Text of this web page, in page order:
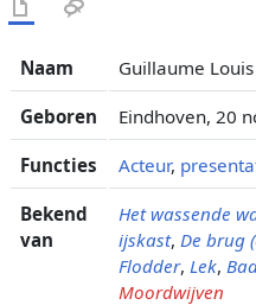
Naam Guillaume
Geboren Eindhoven, 20
Functies Acteur,
Bekend
van
Het wassende
ijskast, De brug
Flodder, Lek,
Moordwijven